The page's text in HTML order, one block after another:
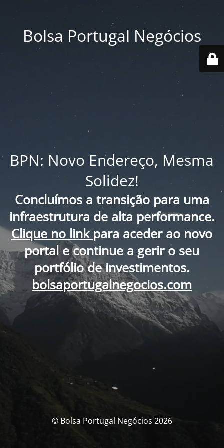
Bolsa Portugal Negócios
BPN: Novo Endereço, Mesma
Solidez!
Concluímos a transição para uma
infraestrutura de alta performance.
Clique no link para aceder ao novo
portal e continue a gerir o seu
portfólio de investimentos.
bolsaportugalnegocios.com
© Bolsa Portugal Negócios 2026